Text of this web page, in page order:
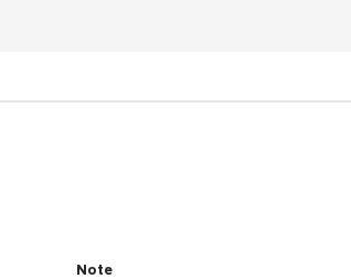
Note